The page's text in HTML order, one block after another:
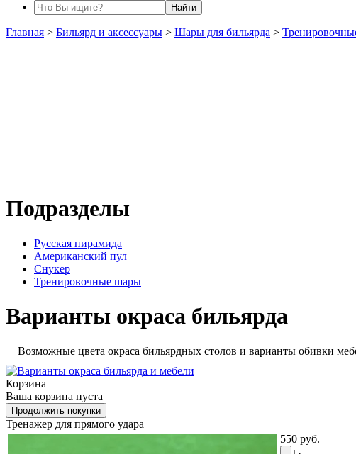
Главная > Бильярд и аксессуары > Шары для бильярда >
Подразделы
Русская пирамида
Американский пул
Снукер
Тренировочные шары
Варианты окраса бильярда
Возможные цвета окраса бильярдных столов и варианты обивки
Корзина
Ваша корзина пуста
Тренажер для прямого удара
550 руб.